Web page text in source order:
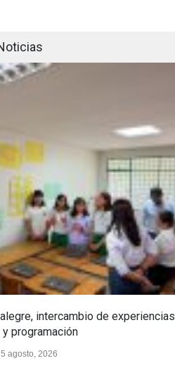
intercambio de experiencias
programación
5 agosto, 2026